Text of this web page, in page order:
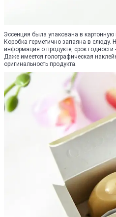
Эссенция была упакована в картонную
Коробка герметично запаяна в слюду.
информация о продукте, срок
Даже имеется голографическая
оригинальность продукта.